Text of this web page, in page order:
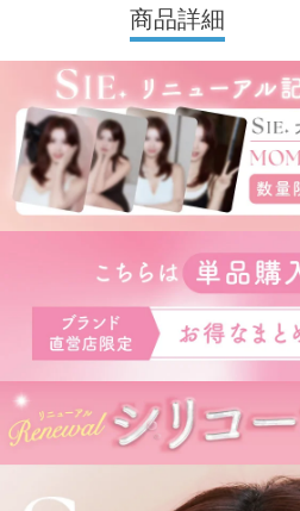
2026年7月に、より瞳にやさしいシ
(MOON SODAはリニューアル前（
す）
カラーコンタクトレンズは「回らな
抜けトーンアップカラーや安定のブ
ンナップ。
裸眼に近い快適さでトレンド感のあ
は毎日のマストアイテムになること
ズブランドです。
※ 軸固定技術を利用することでレン
させます。
商品詳細